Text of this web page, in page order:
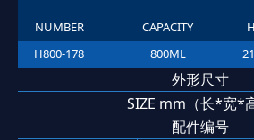
NUMBER CAPACITY H
H800-178
800ML
外形尺寸
SIZE mm（长*宽*
配件编号